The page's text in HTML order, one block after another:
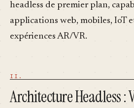
headless de premier plan,
applications web, mobiles, IoT
expériences AR/VR.
Architecture Headless :